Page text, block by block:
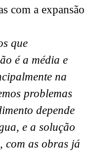
com a expansão
que
é a média e
na
problemas
depende
e a solução
com as obras já